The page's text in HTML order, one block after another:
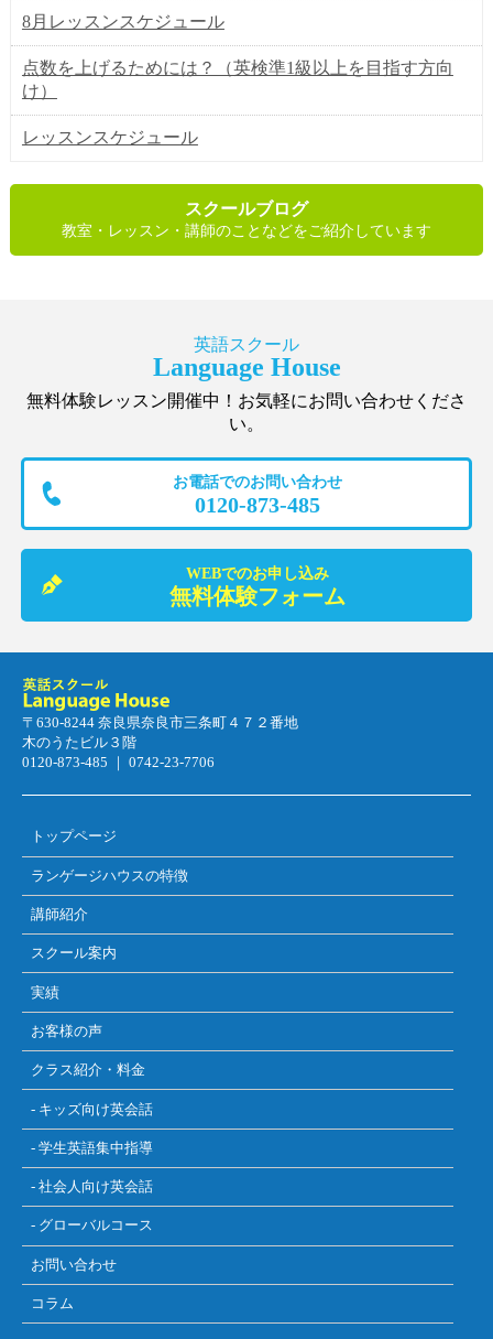
8月レッスンスケジュール
点数を上げるためには？（英検準1級以上を目指す方向
け）
レッスンスケジュール
スクールブログ
教室・レッスン・講師のことなどをご紹介しています
英語スクール
Language House
無料体験レッスン開催中！お気軽にお問い合わせくださ
い。
お電話でのお問い合わせ
0120-873-485
WEBでのお申し込み
無料体験フォーム
〒630-8244 奈良県奈良市三条町４７２番地
木のうたビル３階
0120-873-485 ｜ 0742-23-7706
トップページ
ランゲージハウスの特徴
講師紹介
スクール案内
実績
お客様の声
クラス紹介・料金
- キッズ向け英会話
- 学生英語集中指導
- 社会人向け英会話
- グローバルコース
お問い合わせ
コラム